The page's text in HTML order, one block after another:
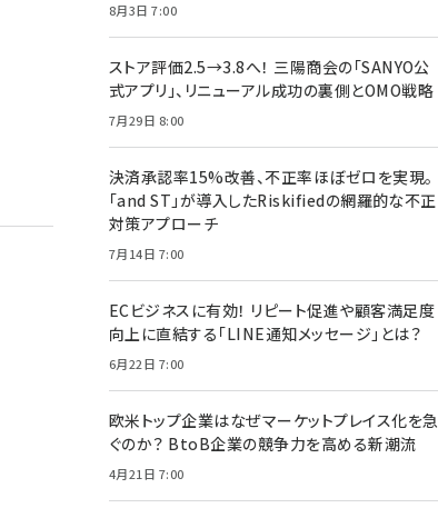
8月3日 7:00
ストア評価2.5→3.8へ！ 三陽商会の「SANYO公
式アプリ」、リニューアル成功の裏側とOMO戦略
7月29日 8:00
決済承認率15%改善、不正率ほぼゼロを実現。
「and ST」が導入したRiskifiedの網羅的な不正
対策アプローチ
7月14日 7:00
ECビジネスに有効！ リピート促進や顧客満足度
向上に直結する「LINE通知メッセージ」とは？
6月22日 7:00
欧米トップ企業はなぜマーケットプレイス化を急
ぐのか？ BtoB企業の競争力を高める新潮流
4月21日 7:00